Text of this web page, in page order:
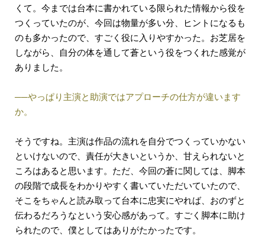
くて。今までは台本に書かれている限られた情報から役を
つくっていたのが、今回は物量が多い分、ヒントになるも
のも多かったので、すごく役に入りやすかった。お芝居を
しながら、自分の体を通して蒼という役をつくれた感覚が
ありました。
──やっぱり主演と助演ではアプローチの仕方が違います
か。
そうですね。主演は作品の流れを自分でつくっていかない
といけないので、責任が大きいというか、甘えられないと
ころはあると思います。ただ、今回の蒼に関しては、脚本
の段階で成長をわかりやすく書いていただいていたので、
そこをちゃんと読み取って台本に忠実にやれば、おのずと
伝わるだろうなという安心感があって。すごく脚本に助け
られたので、僕としてはありがたかったです。